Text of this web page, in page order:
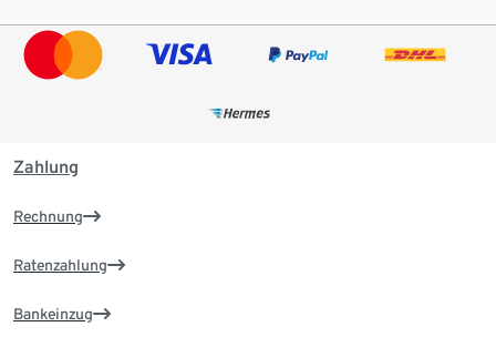
Zahlung
Rechnung
Ratenzahlung
Bankeinzug